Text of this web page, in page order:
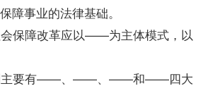
障事业的法律基础。
保障改革应以——为主体模式，以
要有——、——、——和——四大